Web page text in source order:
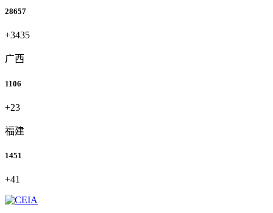
28657
+3435
广西
1106
+23
福建
1451
+41